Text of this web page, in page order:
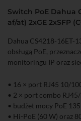
Switch PoE Dahua
af/at) 2xGE 2xSFP
Dahua CS4218-16ET-
obsługą PoE,
monitoringu IP oraz
• 16 × port RJ45 10/
• 2 × port combo
• budżet mocy PoE
• Hi-PoE (60 W) oraz